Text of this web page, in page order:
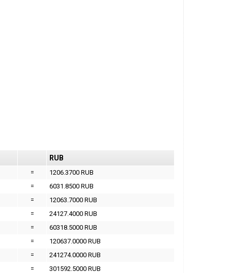
RUB
=
1206.3700 RUB
=
6031.8500 RUB
=
12063.7000 RUB
=
24127.4000 RUB
=
60318.5000 RUB
=
120637.0000 RUB
=
241274.0000 RUB
=
301592.5000 RUB